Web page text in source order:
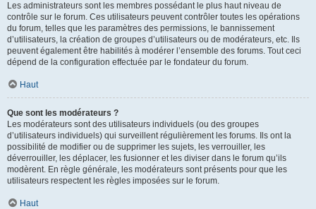
Les administrateurs sont les membres possédant le plus haut niveau de
contrôle sur le forum. Ces utilisateurs peuvent contrôler toutes les opérations
du forum, telles que les paramètres des permissions, le bannissement
d’utilisateurs, la création de groupes d’utilisateurs ou de modérateurs, etc. Ils
peuvent également être habilités à modérer l’ensemble des forums. Tout ceci
dépend de la configuration effectuée par le fondateur du forum.
Haut
Que sont les modérateurs ?
Les modérateurs sont des utilisateurs individuels (ou des groupes
d’utilisateurs individuels) qui surveillent régulièrement les forums. Ils ont la
possibilité de modifier ou de supprimer les sujets, les verrouiller, les
déverrouiller, les déplacer, les fusionner et les diviser dans le forum qu’ils
modèrent. En règle générale, les modérateurs sont présents pour que les
utilisateurs respectent les règles imposées sur le forum.
Haut